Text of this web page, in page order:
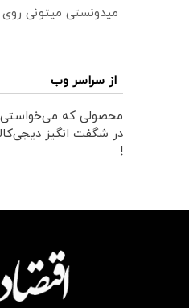
میدونستی میتونی
از سراسر وب
محصولی که می‌خواستی
در شگفت انگیز
!